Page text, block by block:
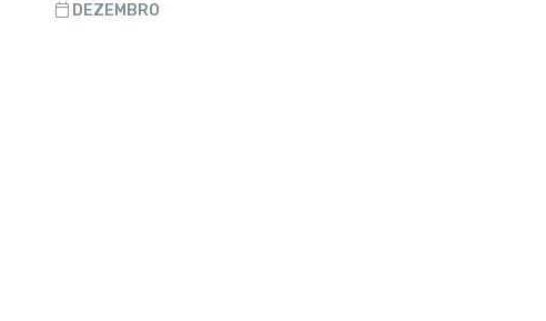
DEZEMBRO